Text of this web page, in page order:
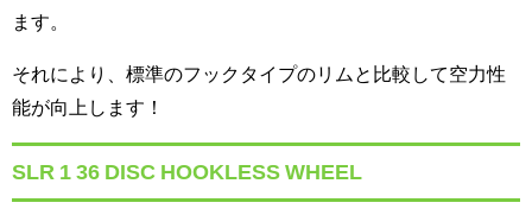
ます。
それにより、標準のフックタイプのリムと比較して空力性
能が向上します！
SLR 1 36 DISC HOOKLESS WHEEL